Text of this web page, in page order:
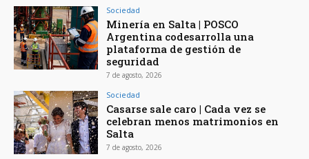
Sociedad
Minería en Salta | POSCO
Argentina codesarrolla una
plataforma de gestión de
seguridad
7 de agosto, 2026
Sociedad
Casarse sale caro | Cada vez se
celebran menos matrimonios en
Salta
7 de agosto, 2026